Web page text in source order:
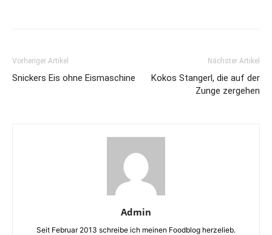
Vorheriger Artikel
Snickers Eis ohne Eismaschine
Nächster Artikel
Kokos Stangerl, die auf der
Zunge zergehen
Admin
Seit Februar 2013 schreibe ich meinen Foodblog herzelieb.